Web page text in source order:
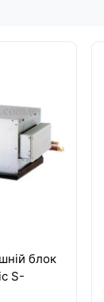
блок
S-